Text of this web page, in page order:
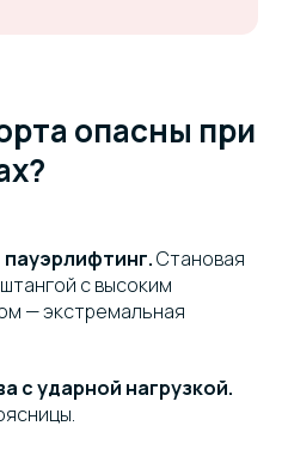
опасны при
Становая
с высоким
— экстремальная
с ударной нагрузкой.